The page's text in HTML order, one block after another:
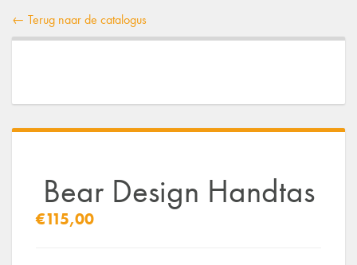
← Terug naar de catalogus
Bear Design Handtas
€115,00